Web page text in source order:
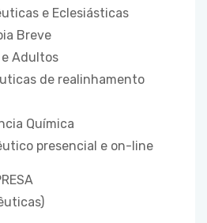
e Eclesiásticas
Breve
e Adultos
de realinhamento
Química
presencial e on-line